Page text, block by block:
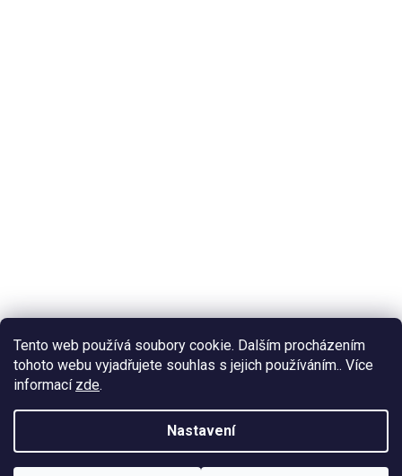
Tento web používá soubory cookie. Dalším procházením
tohoto webu vyjadřujete souhlas s jejich používáním.. Více
informací zde.
Nastavení